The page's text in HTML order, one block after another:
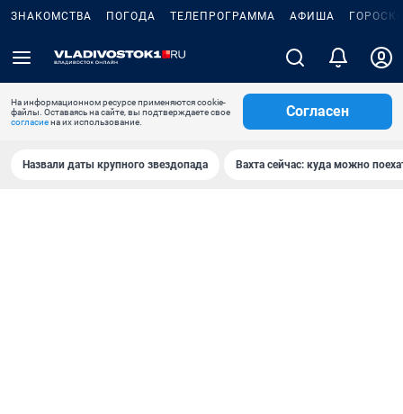
ЗНАКОМСТВА ПОГОДА ТЕЛЕПРОГРАММА АФИША
На информационном ресурсе применяются cookie-
файлы. Оставаясь на сайте, вы подтверждаете свое
согласиена их использование.
Согласен
Назвали даты крупного звездопада Вахта сейчас: куда можно